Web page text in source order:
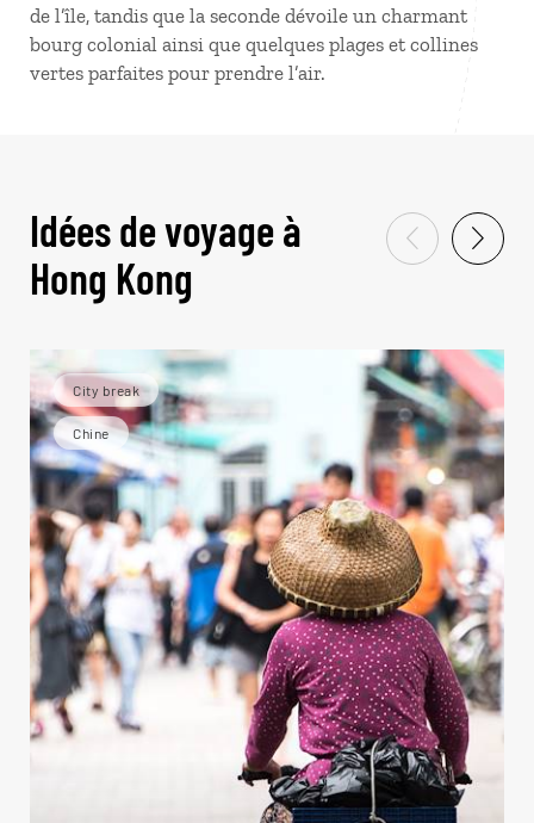
de l’île, tandis que la seconde dévoile un charmant
bourg colonial ainsi que quelques plages et collines
vertes parfaites pour prendre l’air.
Idées de voyage à
Hong Kong
City break
Chine